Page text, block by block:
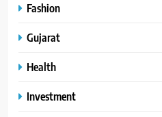
Fashion
Gujarat
Health
Investment